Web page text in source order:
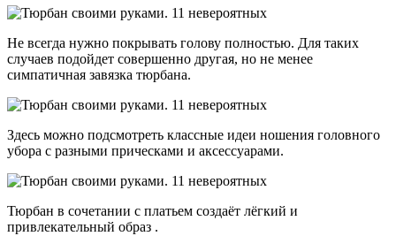
Не всегда нужно покрывать голову полностью. Для таких
случаев подойдет совершенно другая, но не менее
симпатичная завязка тюрбана.
Здесь можно подсмотреть классные идеи ношения головного
убора с разными прическами и аксессуарами.
Тюрбан в сочетании с платьем создаёт лёгкий и
привлекательный образ .